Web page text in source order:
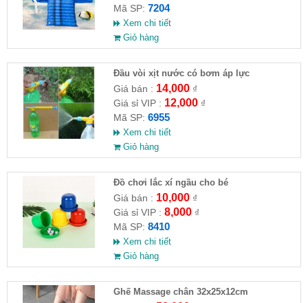
Mã SP: 7204
Xem chi tiết
Giỏ hàng
Đầu vòi xịt nước có bơm áp lực
Giá bán : 14,000₫
Giá sỉ VIP : 12,000₫
Mã SP: 6955
Xem chi tiết
Giỏ hàng
Đồ chơi lắc xí ngầu cho bé
Giá bán : 10,000₫
Giá sỉ VIP : 8,000₫
Mã SP: 8410
Xem chi tiết
Giỏ hàng
Ghế Massage chân 32x25x12cm